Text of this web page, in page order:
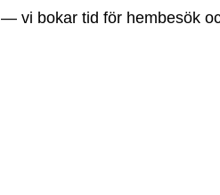
— vi bokar tid för hembesök